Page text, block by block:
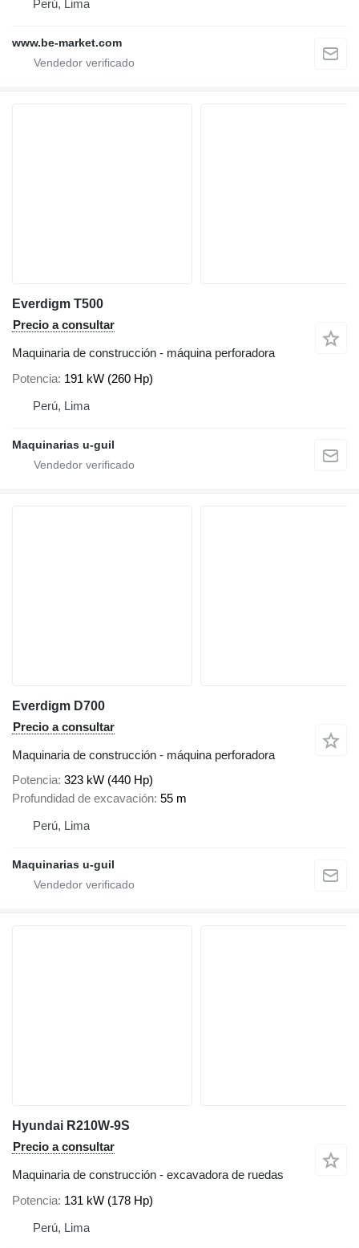
Perú, Lima
www.be-market.com
Everdigm T500
Precio a consultar
Maquinaria de construcción - máquina perforadora
Potencia 191 kW (260 Hp)
Perú, Lima
Maquinarias u-guil
Everdigm D700
Precio a consultar
Maquinaria de construcción - máquina perforadora
Potencia 323 kW (440 Hp)
Profundidad de excavación 55 m
Perú, Lima
Maquinarias u-guil
Hyundai R210W-9S
Precio a consultar
Maquinaria de construcción - excavadora de ruedas
Potencia 131 kW (178 Hp)
Perú, Lima